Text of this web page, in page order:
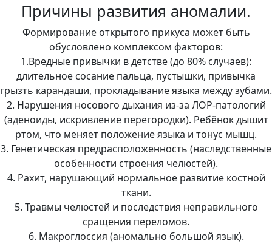
Причины развития аномалии.
Формирование открытого прикуса может быть
обусловлено комплексом факторов:
1.Вредные привычки в детстве (до 80% случаев):
длительное сосание пальца, пустышки, привычка
грызть карандаши, прокладывание языка между зубами.
2. Нарушения носового дыхания из-за ЛОР-патологий
(аденоиды, искривление перегородки). Ребёнок дышит
ртом, что меняет положение языка и тонус мышц.
3. Генетическая предрасположенность (наследственные
особенности строения челюстей).
4. Рахит, нарушающий нормальное развитие костной
ткани.
5. Травмы челюстей и последствия неправильного
сращения переломов.
6. Макроглоссия (аномально большой язык).